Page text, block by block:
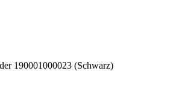
190001000023 (Schwarz)